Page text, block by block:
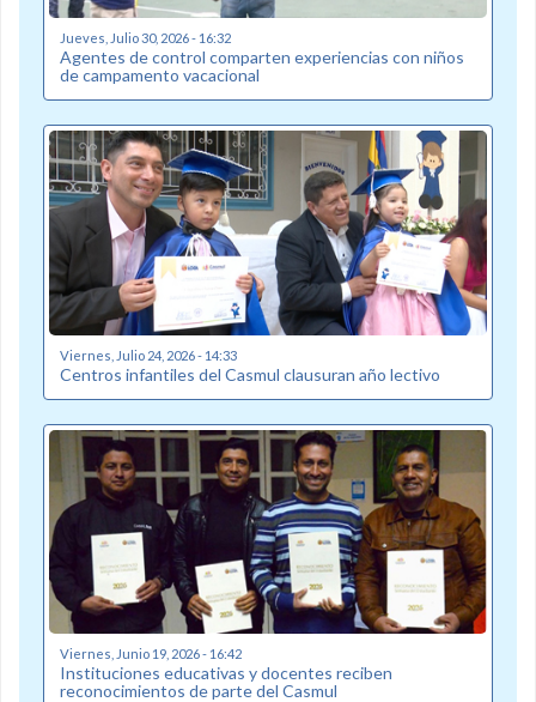
Jueves, Julio 30, 2026 - 16:32
Agentes de control comparten experiencias con niños
de campamento vacacional
Viernes, Julio 24, 2026 - 14:33
Centros infantiles del Casmul clausuran año lectivo
Viernes, Junio 19, 2026 - 16:42
Instituciones educativas y docentes reciben
reconocimientos de parte del Casmul